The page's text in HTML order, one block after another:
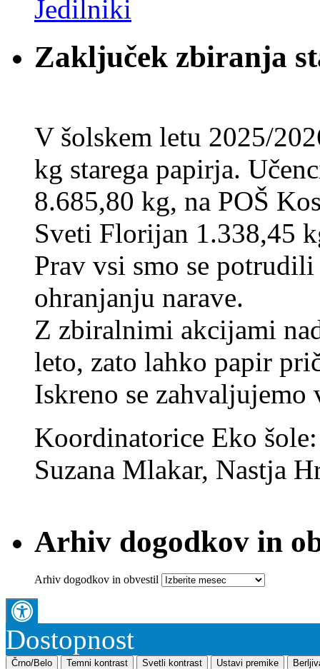
Zaključek zbiranja
V šolskem letu 2025/
kg starega papirja.
8.685,80 kg, na POŠ
Sveti Florijan 1.338,45
Prav vsi smo se
ohranjanju narave.
Z zbiralnimi akcijami
leto, zato lahko papir
Iskreno se zahvaljujemo
Koordinatorice Eko
Suzana Mlakar, Nastja
Arhiv dogodkov in
Arhiv dogodkov in obvestil
Dostopnost
Črno/Belo Temni kontrast Svetli kontrast Ustavi premike